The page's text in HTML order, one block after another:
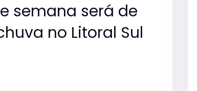
semana será de
no Litoral Sul